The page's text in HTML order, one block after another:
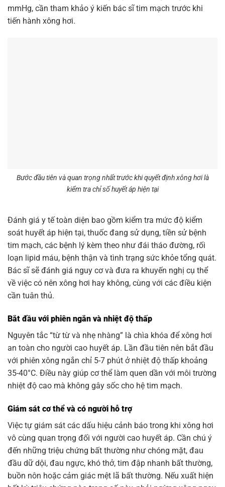
mmHg, cần tham khảo ý kiến bác sĩ tim mạch trước khi
tiến hành xông hơi.
Bước đầu tiên và quan trọng nhất trước khi quyết định xông hơi là
kiểm tra chỉ số huyết áp hiện tại
Đánh giá y tế toàn diện bao gồm kiểm tra mức độ kiểm
soát huyết áp hiện tại, thuốc đang sử dụng, tiền sử bệnh
tim mạch, các bệnh lý kèm theo như đái tháo đường, rối
loạn lipid máu, bệnh thận và tình trạng sức khỏe tổng quát.
Bác sĩ sẽ đánh giá nguy cơ và đưa ra khuyến nghị cụ thể
về việc có nên xông hơi hay không, cùng với các điều kiện
cần tuân thủ.
Bắt đầu với phiên ngắn và nhiệt độ thấp
Nguyên tắc “từ từ và nhẹ nhàng” là chìa khóa để xông hơi
an toàn cho người cao huyết áp. Lần đầu tiên nên bắt đầu
với phiên xông ngắn chỉ 5-7 phút ở nhiệt độ thấp khoảng
35-40°C. Điều này giúp cơ thể làm quen dần với môi trường
nhiệt độ cao mà không gây sốc cho hệ tim mạch.
Giám sát cơ thể và có người hỗ trợ
Việc tự giám sát các dấu hiệu cảnh báo trong khi xông hơi
vô cùng quan trọng đối với người cao huyết áp. Cần chú ý
đến những triệu chứng bất thường như chóng mặt, đau
đầu dữ dội, đau ngực, khó thở, tim đập nhanh bất thường,
buồn nôn hoặc cảm giác mệt lã bất thường. Nếu xuất hiện